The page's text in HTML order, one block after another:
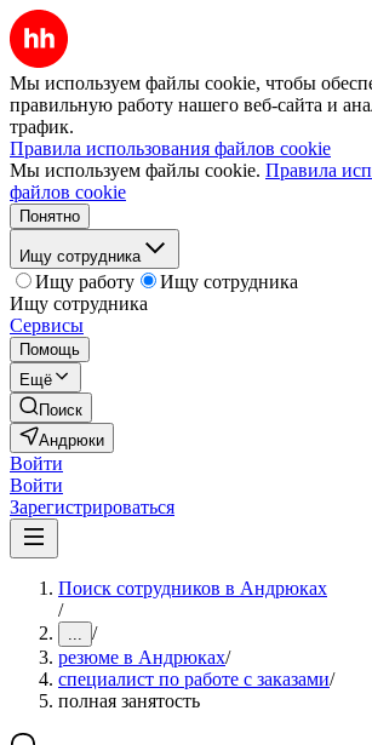
Мы используем файлы cookie, чтобы
правильную работу нашего веб-сайта и
трафик.
Правила использования файлов cookie
Мы используем файлы cookie. Правила
файлов cookie
Понятно
Ищу сотрудника
Ищу работу
Ищу сотрудника
Ищу сотрудника
Сервисы
Помощь
Ещё
Поиск
Андрюки
Войти
Войти
Зарегистрироваться
Поиск сотрудников в Андрюках
/
... /
резюме в Андрюках/
специалист по работе с заказами/
полная занятость